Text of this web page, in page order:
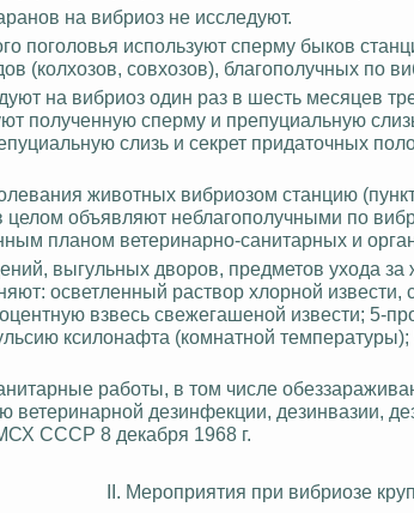
на вибриоз не исследуют.
поголовья используют сперму быков
(колхозов, совхозов), благополучных по
на вибриоз один раз в шесть месяцев
полученную сперму и препуциальную
слизь и секрет придаточных
животных вибриозом станцию
целом объявляют неблагополучными по
планом ветеринарно-санитарных и
выгульных дворов, предметов ухода за
осветленный раствор хлорной
взвесь свежегашеной извести; 5-
ксилонафта (комнатной
работы, в том числе
ветеринарной дезинфекции, дезинвазии,
СССР 8 декабря 1968 г.
II. Мероприятия при вибриозе